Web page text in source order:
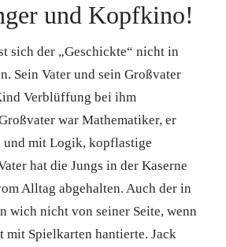
und Kopfkino!
sich der „Geschickte“ nicht in
Sein Vater und sein Großvater
Verblüffung bei ihm
war Mathematiker, er
und mit Logik, kopflastige
hat die Jungs in der Kaserne
Alltag abgehalten. Auch der in
wich nicht von seiner Seite, wenn
mit Spielkarten hantierte. Jack